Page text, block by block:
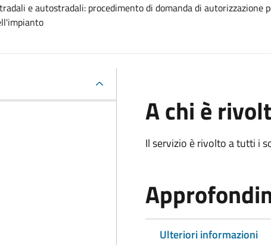
e autostradali: procedimento di domanda di autorizzazione
A chi è
Il servizio è rivolto a tutti i
Ulteriori informazioni